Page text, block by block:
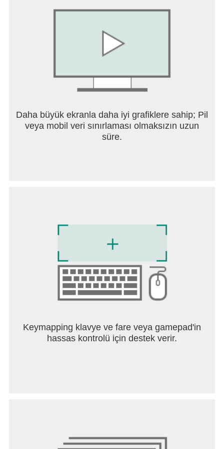
Daha büyük ekranla daha iyi grafiklere sahip; Pil
veya mobil veri sınırlaması olmaksızın uzun
süre.
Keymapping klavye ve fare veya gamepad'in
hassas kontrolü için destek verir.